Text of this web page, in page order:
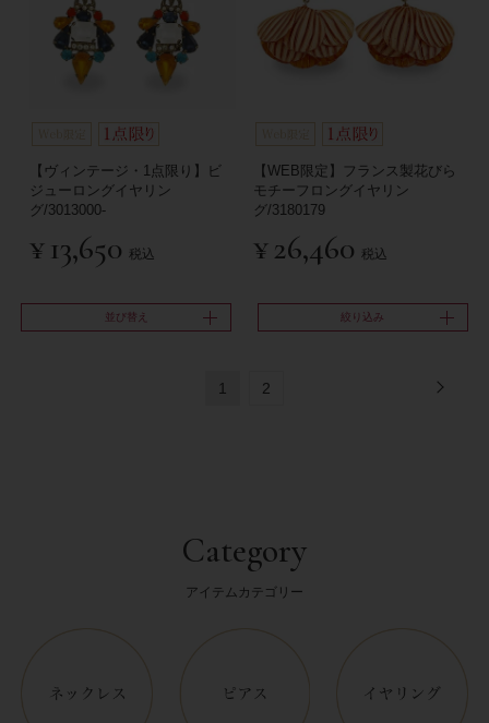
【ヴィンテージ・1点限り】ビ
ジューロングイヤリン
グ/3013000-
¥ 13,650 税込
【WEB限定】フランス製花びら
モチーフロングイヤリン
グ/3180179
¥26,460 税込
並び替え 絞り込み
1 2
Category
アイテムカテゴリー